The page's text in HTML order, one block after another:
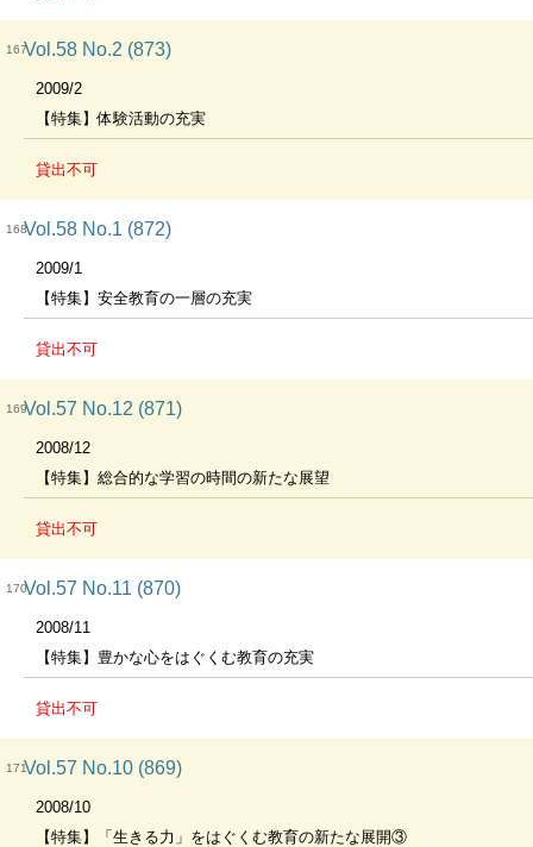
167Vol.58 No.2 (873)
2009/2
【特集】体験活動の充実
貸出不可
168Vol.58 No.1 (872)
2009/1
【特集】安全教育の一層の充実
貸出不可
169Vol.57 No.12 (871)
2008/12
【特集】総合的な学習の時間の新たな展望
貸出不可
170Vol.57 No.11 (870)
2008/11
【特集】豊かな心をはぐくむ教育の充実
貸出不可
171Vol.57 No.10 (869)
2008/10
【特集】「生きる力」をはぐくむ教育の新たな展開③